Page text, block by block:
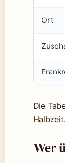
Ort
Die
Halbzeit.
Wer